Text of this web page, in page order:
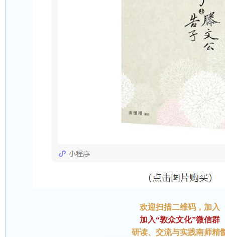
欢迎扫描二维码 ，加入
加入“敦众文化”微信群
研读、交流与实践南师精